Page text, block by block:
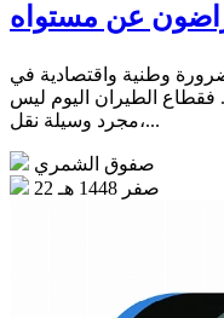
عن مستواه
وطنية واقتصادية في
فقطاع الطيران اليوم ليس
مجرد وسيلة نقل،...
صفوق الشمري
22 صفر 1448 هـ